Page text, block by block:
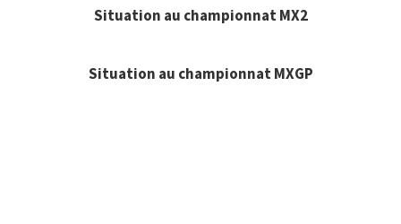
Situation au championnat MX2
Situation au championnat MXGP